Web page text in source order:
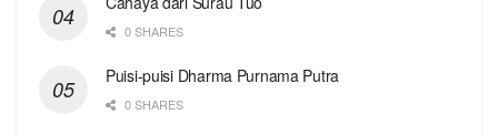
0 SHARES
Puisi-puisi Dharma Purnama Putra
0 SHARES